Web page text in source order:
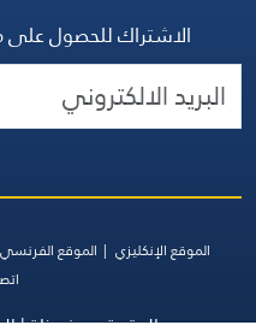
الاشتراك للحصول
الموقع الإنكليزي الموقع الفرنسي